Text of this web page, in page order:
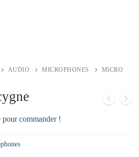
AUDIO MICROPHONES
MICRO
commander !